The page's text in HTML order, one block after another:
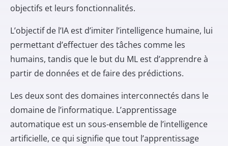
objectifs et leurs fonctionnalités.
L’objectif de l’IA est d’imiter l’intelligence humaine, lui
permettant d’effectuer des tâches comme les
humains, tandis que le but du ML est d’apprendre à
partir de données et de faire des prédictions.
Les deux sont des domaines interconnectés dans le
domaine de l’informatique. L’apprentissage
automatique est un sous-ensemble de l’intelligence
artificielle, ce qui signifie que tout l’apprentissage